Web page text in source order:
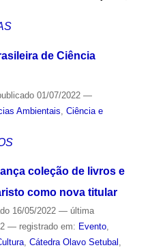
de Ciência
01/07/2022 —
Ambientais
Ciência e
coleção de livros e
como nova titular
16/05/2022 — última
— registrado em: Evento,
, Cátedra Olavo Setubal ,